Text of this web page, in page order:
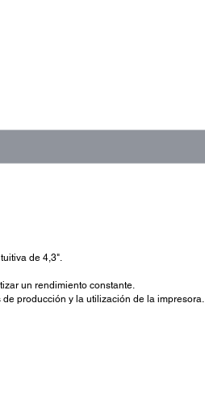
de 4,3".
un rendimiento constante.
producción y la utilización de la impresora.